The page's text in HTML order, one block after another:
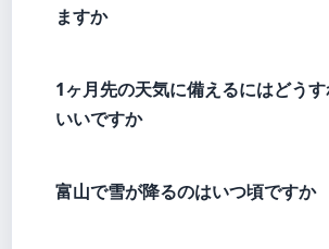
ますか
1ヶ月先の天気に備えるにはどう
いいですか
富山で雪が降るのはいつ頃ですか